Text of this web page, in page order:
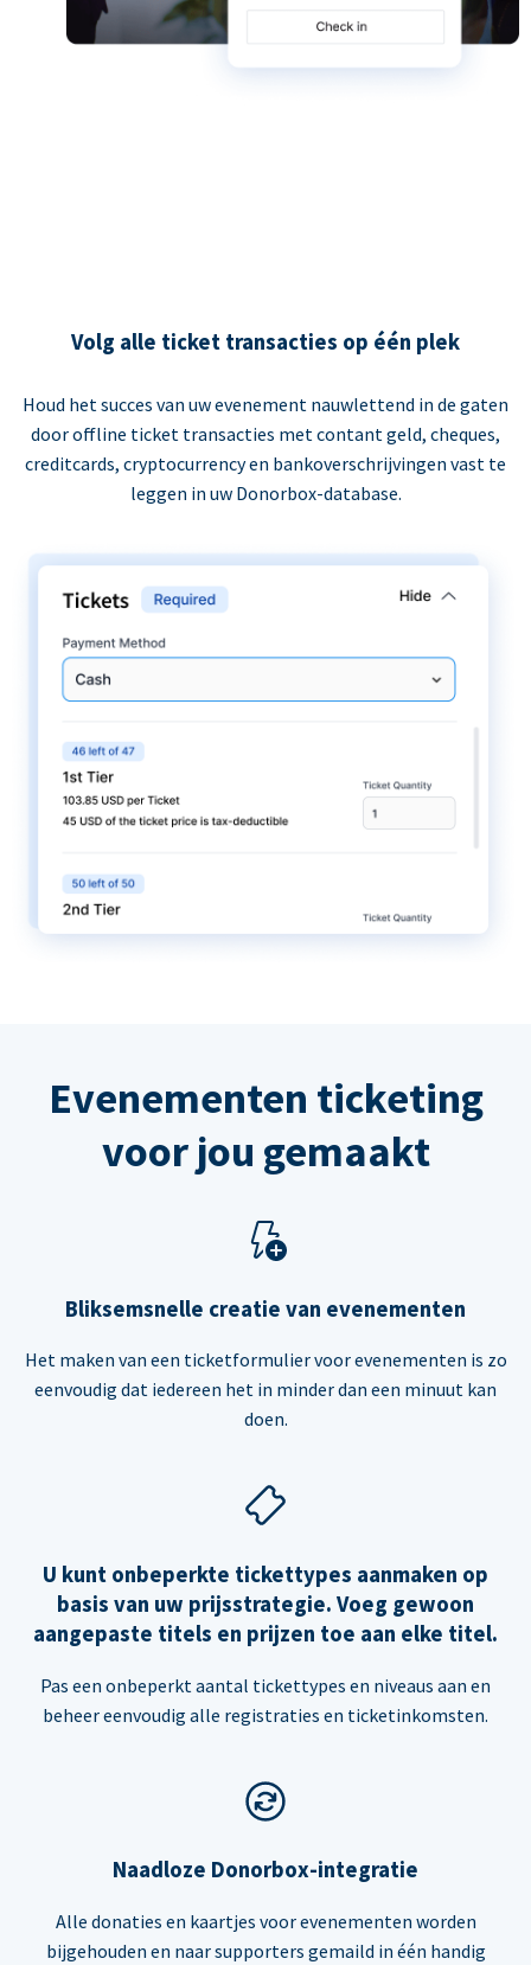
Volg alle ticket transacties op één plek
Houd het succes van uw evenement nauwlettend in de gaten
door offline ticket transacties met contant geld, cheques,
creditcards, cryptocurrency en bankoverschrijvingen vast te
leggen in uw Donorbox-database.
Evenementen ticketing
voor jou gemaakt
Bliksemsnelle creatie van evenementen
Het maken van een ticketformulier voor evenementen is zo
eenvoudig dat iedereen het in minder dan een minuut kan
doen.
U kunt onbeperkte tickettypes aanmaken op
basis van uw prijsstrategie. Voeg gewoon
aangepaste titels en prijzen toe aan elke titel.
Pas een onbeperkt aantal tickettypes en niveaus aan en
beheer eenvoudig alle registraties en ticketinkomsten.
Naadloze Donorbox-integratie
Alle donaties en kaartjes voor evenementen worden
bijgehouden en naar supporters gemaild in één handig